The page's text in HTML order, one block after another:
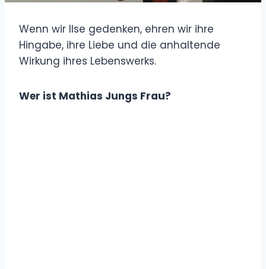
Wenn wir Ilse gedenken, ehren wir ihre
Hingabe, ihre Liebe und die anhaltende
Wirkung ihres Lebenswerks.
Wer ist Mathias Jungs Frau?